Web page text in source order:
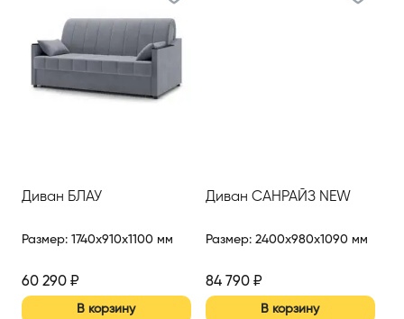
Диван БЛАУ
Размер: 1740x910x1100 мм
60 290 ₽
В корзину
Диван САНРАЙЗ NEW
Размер: 2400x980x1090 мм
84 790₽
В корзину